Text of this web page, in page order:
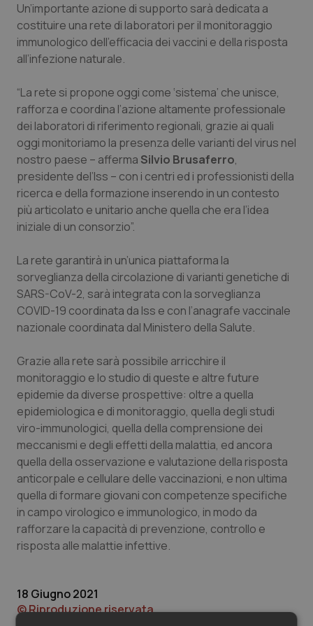
Piemonte
Provincia Autonoma di Bolzano
Provincia Autonoma di Trento
Puglia
Sardegna
Sicilia
Umbria
Valle D’Aosta
HIV
Infezioni & Febbre
Ipertensione & Scompenso
Malattie rare
Malattia di Crohn & Rettocolite Ulcerosa
Neuroscienze & patologie neurodegenerative
Oftalmologia
Oncodermatologia
Oncologia & Nutrizione
Psoriasi & pelle
Quotidiano Cardiologia
Quotidiano Chirurgia
Quotidiano Oncologia
Rene & patologie urogenitali
Un’importante azione di supporto sarà dedicata a
costituire una rete di laboratori per il monitoraggio
immunologico dell’efficacia dei vaccini e della risposta
all’infezione naturale.
“La rete si propone oggi come ‘sistema’ che unisce,
rafforza e coordina l’azione altamente professionale
dei laboratori di riferimento regionali, grazie ai quali
oggi monitoriamo la presenza delle varianti del virus nel
nostro paese – afferma Silvio Brusaferro,
presidente del’Iss – con i centri ed i professionisti della
ricerca e della formazione inserendo in un contesto
più articolato e unitario anche quella che era l’idea
iniziale di un consorzio”.
La rete garantirà in un’unica piattaforma la
sorveglianza della circolazione di varianti genetiche di
SARS-CoV-2, sarà integrata con la sorveglianza
COVID-19 coordinata da Iss e con l’anagrafe vaccinale
nazionale coordinata dal Ministero della Salute.
Grazie alla rete sarà possibile arricchire il
monitoraggio e lo studio di queste e altre future
epidemie da diverse prospettive: oltre a quella
epidemiologica e di monitoraggio, quella degli studi
viro-immunologici, quella della comprensione dei
meccanismi e degli effetti della malattia, ed ancora
quella della osservazione e valutazione della risposta
anticorpale e cellulare delle vaccinazioni, e non ultima
quella di formare giovani con competenze specifiche
in campo virologico e immunologico, in modo da
rafforzare la capacità di prevenzione, controllo e
risposta alle malattie infettive.
18 Giugno 2021
© Riproduzione riservata